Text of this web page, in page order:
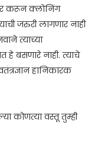
करून क्लोनिंग
जरुरी लागणार नाही
त्याच्या
बसणारे नाही. त्याचे
हानिकारक
कोणत्या वस्तू तुम्ही